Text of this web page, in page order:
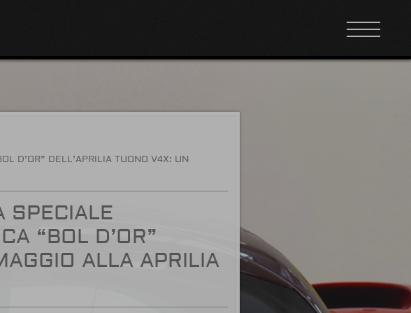
D’OR” DELL’APRILIA TUONO V4X: UN
SPECIALE
“BOL D’OR”
ALLA APRILIA